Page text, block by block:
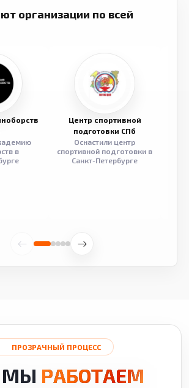
организации по всей
в
Центр спортивной
подготовки СПб
Оснастили центр
спортивной подготовки в
Санкт-Петербурге
ПРОЗРАЧНЫЙ ПРОЦЕСС
МЫ РАБОТАЕМ